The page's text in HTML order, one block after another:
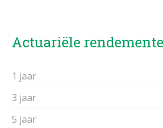
Actuariële
1 jaar
3 jaar
5 jaar